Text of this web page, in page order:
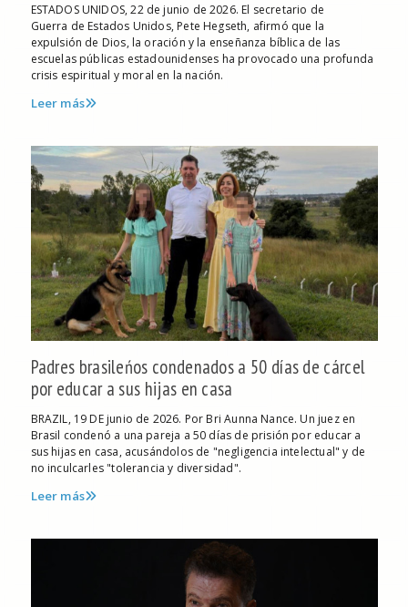
ESTADOS UNIDOS, 22 de junio de 2026. El secretario de
Guerra de Estados Unidos, Pete Hegseth, afirmó que la
expulsión de Dios, la oración y la enseñanza bíblica de las
escuelas públicas estadounidenses ha provocado una profunda
crisis espiritual y moral en la nación.
Leer más
Padres brasileńos condenados a 50 días de cárcel
por educar a sus hijas en casa
BRAZIL, 19 DE junio de 2026. Por Bri Aunna Nance. Un juez en
Brasil condenó a una pareja a 50 días de prisión por educar a
sus hijas en casa, acusándolos de "negligencia intelectual" y de
no inculcarles "tolerancia y diversidad".
Leer más